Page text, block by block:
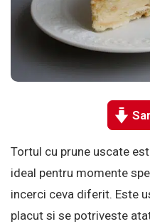
Tortul cu prune uscate
ideal pentru momente
incerci ceva diferit. Este
placut si se potriveste